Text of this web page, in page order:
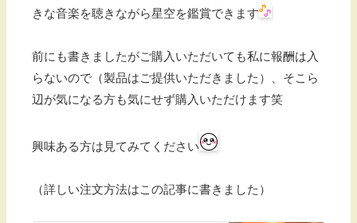
きな音楽を聴きながら星空を鑑賞できます
前にも書きましたがご購入いただいても私に報酬は入
らないので（製品はご提供いただきました）、そこら
辺が気になる方も気にせず購入いただけます笑
興味ある方は見てみてください
（詳しい注文方法はこの記事に書きました）